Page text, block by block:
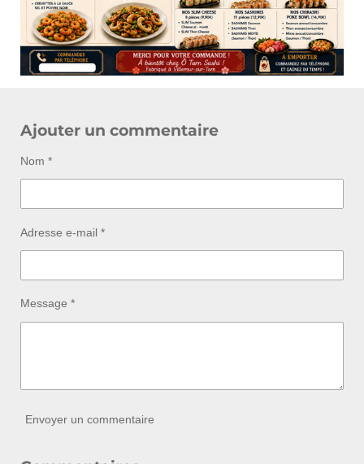
Ajouter un commentaire
Nom *
Adresse e-mail *
Message *
Envoyer un commentaire